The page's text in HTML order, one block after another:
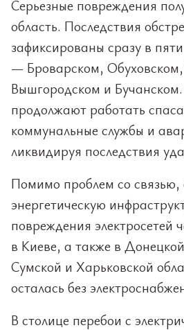
Серьезные повреждения
область. Последствия
зафиксированы сразу в
— Броварском,
Вышгородском и
продолжают работать
коммунальные службы и
ликвидируя последствия
Помимо проблем со связью,
энергетическую
повреждения электросетей
в Киеве, а также в
Сумской и Харьковской
осталась без
В столице перебои с